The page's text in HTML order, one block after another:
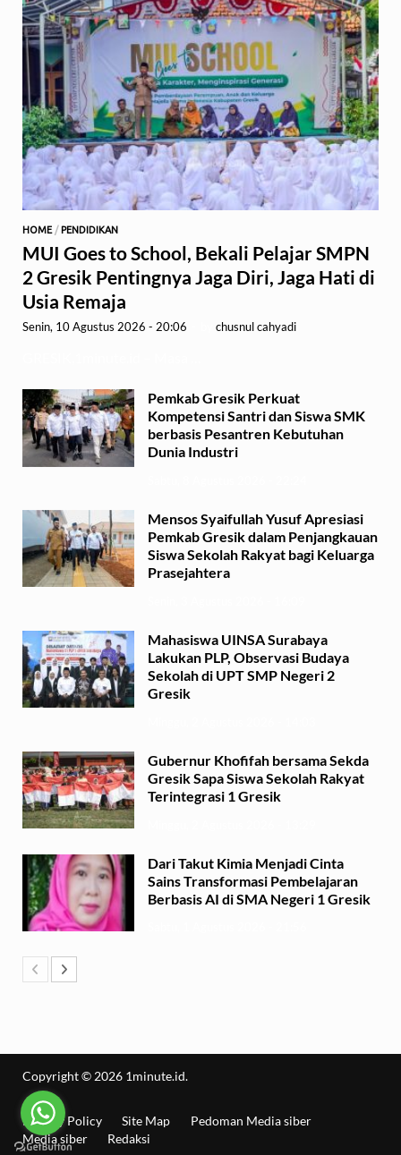
HOME/ PENDIDIKAN
MUI Goes to School, Bekali Pelajar SMPN
2 Gresik Pentingnya Jaga Diri, Jaga Hati di
Usia Remaja
Senin, 10 Agustus 2026 - 20:06 chusnul cahyadi
Pemkab Gresik Perkuat
Kompetensi Santri dan Siswa SMK
berbasis Pesantren Kebutuhan
Dunia Industri
Mensos Syaifullah Yusuf Apresiasi
Pemkab Gresik dalam Penjangkauan
Siswa Sekolah Rakyat bagi Keluarga
Prasejahtera
Mahasiswa UINSA Surabaya
Lakukan PLP, Observasi Budaya
Sekolah di UPT SMP Negeri 2
Gresik
Gubernur Khofifah bersama Sekda
Gresik Sapa Siswa Sekolah Rakyat
Terintegrasi 1 Gresik
Dari Takut Kimia Menjadi Cinta
Sains Transformasi Pembelajaran
Berbasis AI di SMA Negeri 1 Gresik
Copyright © 2026 1minute.id.
Privacy Policy Site Map
Pedoman Media siber
Media siber
Redaksi